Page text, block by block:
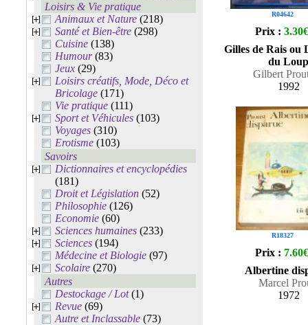
Loisirs & Vie pratique
Animaux et Nature (218)
Santé et Bien-être (298)
Cuisine (138)
Humour(83)
Jeux (29)
Loisirs créatifs, Mode, Déco et
Bricolage (171)
Vie pratique (111)
Sport et Véhicules (103)
Voyages (310)
Erotisme (103)
Savoirs
Dictionnaires et encyclopédies
(181)
Droit et Législation (52)
Philosophie (126)
Economie (60)
Sciences humaines (233)
Sciences (194)
Médecine et Biologie (97)
Scolaire (270)
Autres
Destockage / Lot(1)
Revue (69)
Autre et Inclassable (73)
R04642
Prix : 3.30€
Gilles de Rais ou
du Loup
Gilbert
1992
R18327
Prix : 7.60€
Albertine
Marcel
1972